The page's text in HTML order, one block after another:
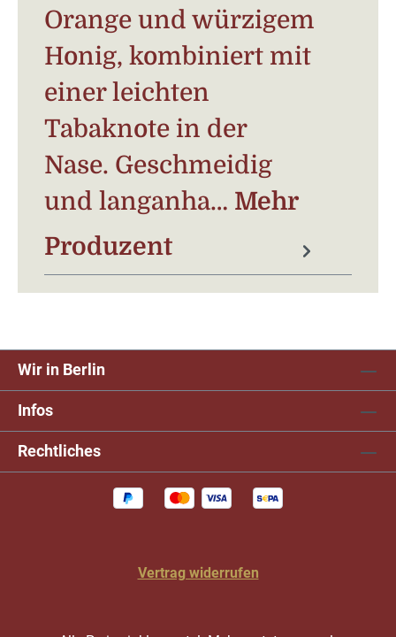
Orange und würzigem
Honig, kombiniert mit
einer leichten
Tabaknote in der
Nase. Geschmeidig
und langanha… Mehr
Produzent
Wir in Berlin
Infos
Rechtliches
Vertrag widerrufen